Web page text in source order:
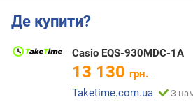
Де купити?
Casio EQS-930MDC-1A
13 130 грн.
Taketime.com.ua
З